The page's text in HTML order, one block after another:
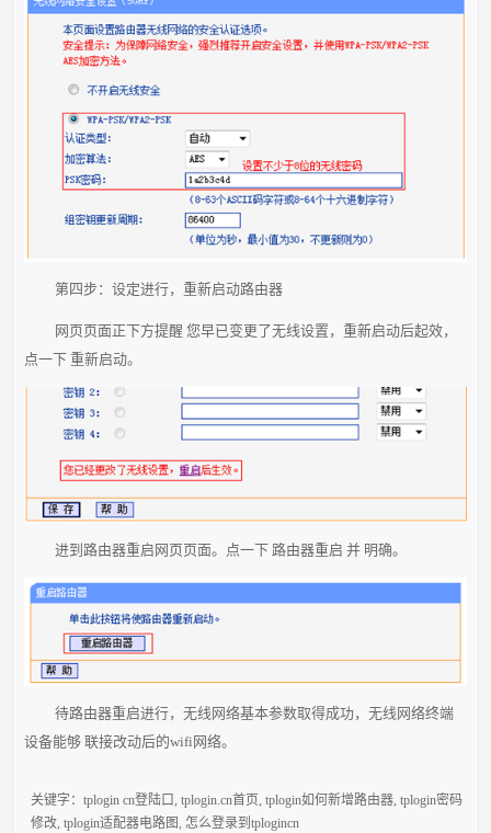
第四步：设定进行，重新启动路由器
网页页面正下方提醒 您早已变更了无线设置，重新启动后起效，
点一下 重新启动。
进到路由器重启网页页面。点一下 路由器重启 并 明确。
待路由器重启进行，无线网络基本参数取得成功，无线网络终端
设备能够 联接改动后的wifi网络。
关键字：tplogin cn登陆口,tplogin.cn首页,tplogin如何新增路由器,tplogin密码
修改,tplogin适配器电路图, 怎么登录到tplogincn